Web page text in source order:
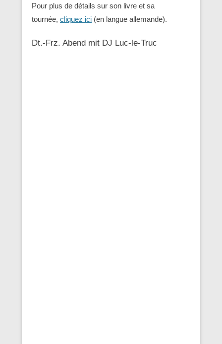
Pour plus de détails sur son livre et sa
tournée, cliquez ici (en langue allemande).
Dt.-Frz. Abend mit DJ Luc-le-Truc